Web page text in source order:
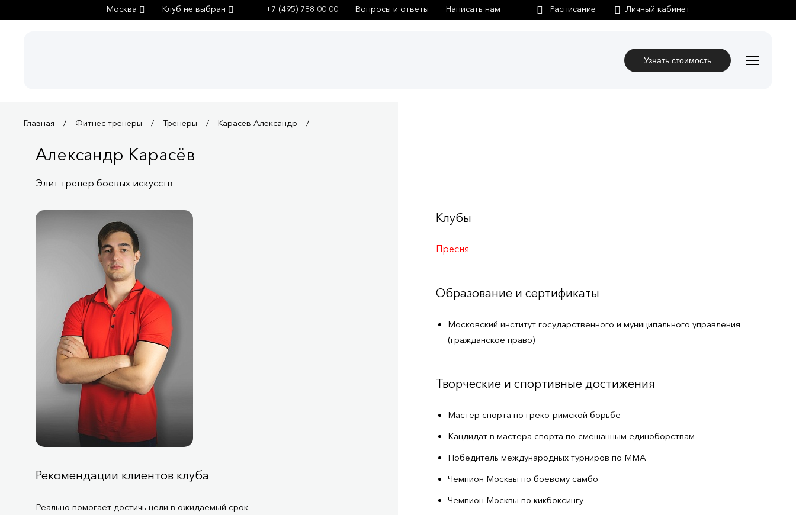
Москва Клуб не выбран +7 (495) 788 00 00 Вопросы и ответы Написать нам Личный кабинет
Узнать стоимость
Главная Фитнес-тренеры Тренеры Карасёв Александр
Александр Карасёв
Элит-тренер боевых искусств
Рекомендации клиентов клуба
Реально помогает достичь цели в ожидаемый срок
Клубы
Пресня
Образование и сертификаты
Московский институт государственного и муниципального управления
(гражданское право)
Творческие и спортивные достижения
Мастер спорта по греко-римской борьбе
Кандидат в мастера спорта по смешанным единоборствам
Победитель международных турниров по ММА
Чемпион Москвы по боевому самбо
Чемпион Москвы по кикбоксингу